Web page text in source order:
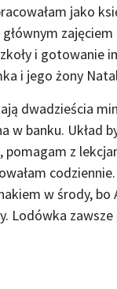
jako
zajęciem
i gotowanie
i jego żony
dwadzieścia
banku. Układ
z
w środy, bo
Lodówka zawsze